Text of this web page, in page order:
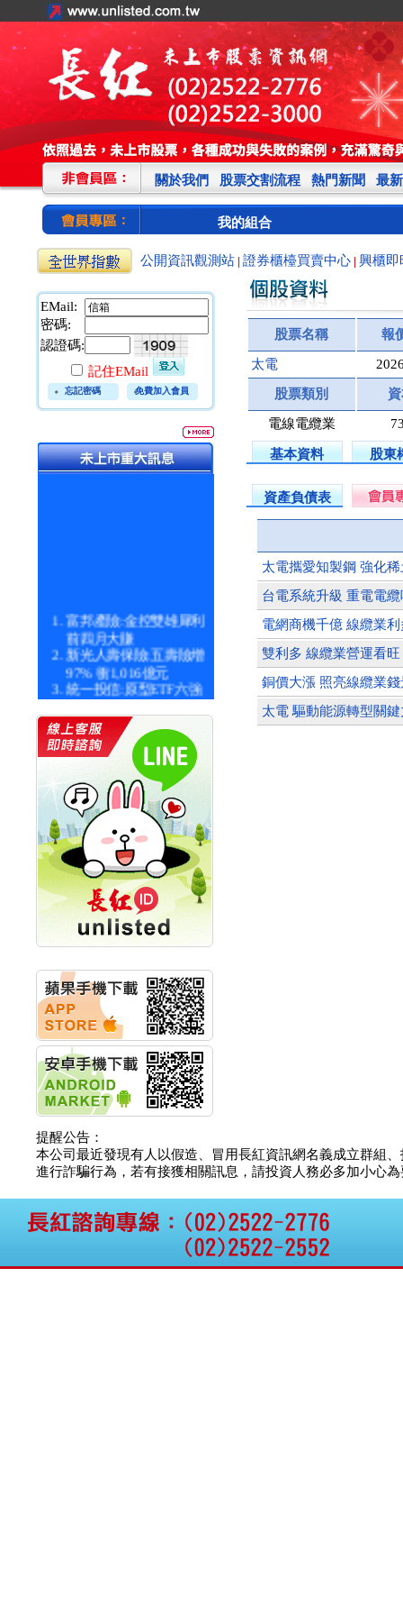
關於我們 股票交割流程 熱門新聞 最
我的組合
公開資訊觀測站 證券櫃檯買賣中心 興櫃即
EMail:
密碼:
認證碼:
記住EMail
忘記密碼 免費加入會員
富邦產險:金控雙雄犀利
前四月大賺
新光人壽保險:五壽險增
97% 衝1,016億元
統一投信:原型ETF六強
漲逾九成
統一投信:主動式ETF溢
價 被盯上
新光人壽保險:新壽Q1外
價金將達996億
宇辰系統科技:宇辰業績
創新高 啟動興櫃轉上櫃
計畫
明緯企業:明緯永續科技
競賽 以電源驅動善的力
量
秀育企業:秀育SHO-U儲
能系統 獲國內首張CNS
認證
聯博投信:聯博00404A
華旭先進:代重要子公司
碩通散熱股份有限公司
公告董事會通過發言人
及代理發
華旭先進:代重要子公司
碩通散熱股份有限公司
公告董事會決議發行員
工認股權
華旭先進:代重要子公司
碩通散熱股份有限公司
公告董事會追認113年
向關係
華旭先進:代重要子公司
碩通散熱股份有限公司
公告向關係人取得使用
權資產
仁新醫藥:代重要子公司
BeliteBio,Inc公告受邀參
股票名稱 報
太電
股票類別
電線電纜業
基本資料 股東
資產負債表
太電攜愛知製鋼 強化
台電系統升級 重電電
電網商機千億 線纜業利
雙利多 線纜業營運看旺
銅價大漲 照亮線纜業錢
太電 驅動能源轉型關
提醒公告：
本公司最近發現有人以假造、冒用長紅資訊網名義成立群組
進行詐騙行為，若有接獲相關訊息，請投資人務必多加小心